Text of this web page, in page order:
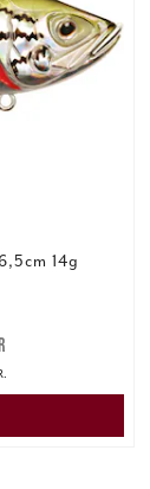
14g
kr